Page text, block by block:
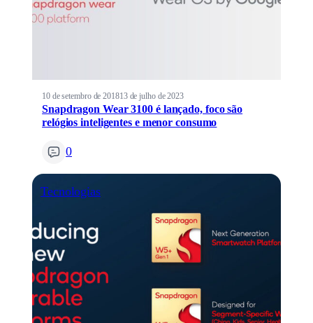
10 de setembro de 201813 de julho de 2023
Snapdragon Wear 3100 é lançado, foco são
relógios inteligentes e menor consumo
0
Tecnologias